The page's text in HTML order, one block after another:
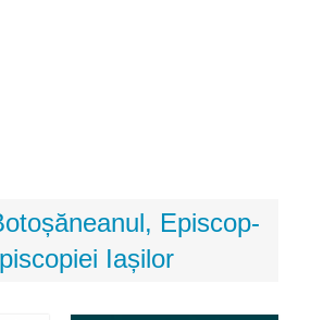
Episcop-
Iașilor